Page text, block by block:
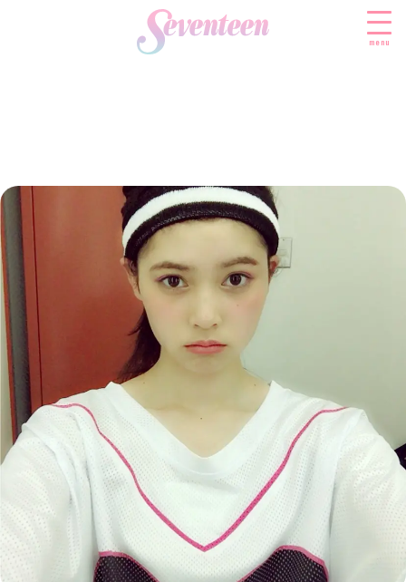
menu
FASHION
ファッションニュース
着回し
着痩せ
BEAUTY
ビューティニュース
トレンドメイク
ベストコスメ
ヘアアレンジ・ヘアケア
スキンケア
ボディケア
SCHOOL
スクールニュース
制服コーデ
学校ヘアメイク
勉強・受験・進路
ENTERTAINMENT
エンタメニュース
なにわ男子
K-POP
LIFESTYLE
ライフスタイルニュース
JKランキング・アワード
モデルの購入品
おでかけ
お悩み相談
JK TREND
JKトレンドニュース
MODELS
MODEL'S BLOG
TikTok
Instagram
YouTube